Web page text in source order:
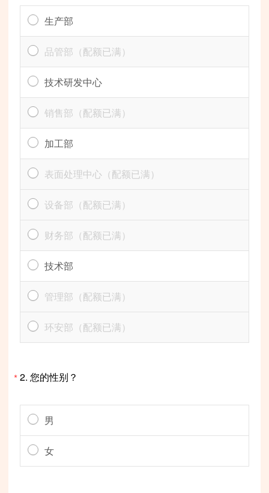
生产部
品管部 （配额已满）
技术研发中心
销售部 （配额已满）
加工部
表面处理中心 （配额已满）
设备部 （配额已满）
财务部 （配额已满）
技术部
管理部 （配额已满）
环安部 （配额已满）
*2. 您的性别？
男
女